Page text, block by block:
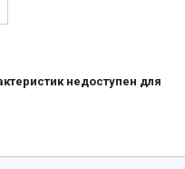
недоступен для